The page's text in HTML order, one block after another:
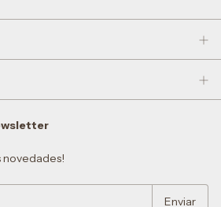
novedades!